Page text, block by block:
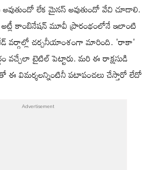
అవుతుందో లేక మైనస్ అవుతుందో వేచి చూడాలి.
- అట్లీ కాంబినేషన్ మూవీ ప్రారంభంలోనే ఇలాంటి
వర్గాల్లో చర్చనీయాంశంగా మారింది. 'రాకా'
వచ్చేలా టైటిల్ పెట్టారు. మరి ఈ రాక్షసుడి
ఈ విమర్శలన్నింటినీ పటాపంచలు చేస్తారో లేదో